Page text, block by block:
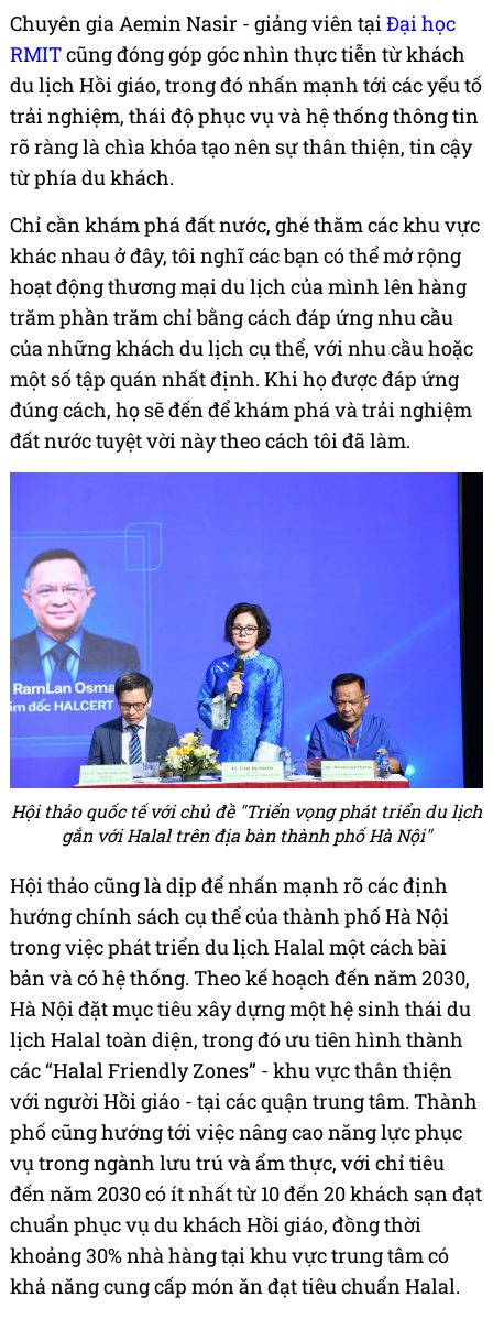
Chuyên gia Aemin Nasir - giảng viên tạiĐại học
RMITcũng đóng góp góc nhìn thực tiễn từ khách
du lịch Hồi giáo, trong đó nhấn mạnh tới các yếu tố
trải nghiệm, thái độ phục vụ và hệ thống thông tin
rõ ràng là chìa khóa tạo nên sự thân thiện, tin cậy
từ phía du khách.
Chỉ cần khám phá đất nước, ghé thăm các khu vực
khác nhau ở đây, tôi nghĩ các bạn có thể mở rộng
hoạt động thương mại du lịch của mình lên hàng
trăm phần trăm chỉ bằng cách đáp ứng nhu cầu
của những khách du lịch cụ thể, với nhu cầu hoặc
một số tập quán nhất định. Khi họ được đáp ứng
đúng cách, họ sẽ đến để khám phá và trải nghiệm
đất nước tuyệt vời này theo cách tôi đã làm.
Hội thảo quốc tế với chủ đề "Triển vọng phát triển du lịch
gắn với Halal trên địa bàn thành phố Hà Nội"
Hội thảo cũng là dịp để nhấn mạnh rõ các định
hướng chính sách cụ thể của thành phố Hà Nội
trong việc phát triển du lịch Halal một cách bài
bản và có hệ thống. Theo kế hoạch đến năm 2030,
Hà Nội đặt mục tiêu xây dựng một hệ sinh thái du
lịch Halal toàn diện, trong đó ưu tiên hình thành
các “Halal Friendly Zones” - khu vực thân thiện
với người Hồi giáo - tại các quận trung tâm. Thành
phố cũng hướng tới việc nâng cao năng lực phục
vụ trong ngành lưu trú và ẩm thực, với chỉ tiêu
đến năm 2030 có ít nhất từ 10 đến 20 khách sạn đạt
chuẩn phục vụ du khách Hồi giáo, đồng thời
khoảng 30% nhà hàng tại khu vực trung tâm có
khả năng cung cấp món ăn đạt tiêu chuẩn Halal.